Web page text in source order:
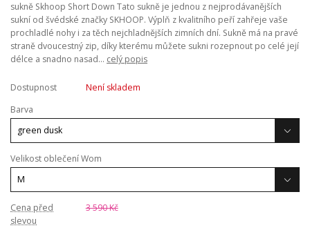
sukně Skhoop Short Down Tato sukně je jednou z nejprodávanějších
sukní od švédské značky SKHOOP. Výplň z kvalitního peří zahřeje vaše
prochladlé nohy i za těch nejchladnějších zimních dní. Sukně má na pravé
straně dvoucestný zip, díky kterému můžete sukni rozepnout po celé její
délce a snadno nasad... celý popis
Dostupnost
Není skladem
Barva
Velikost oblečení Wom
Cena před
slevou
3 590 Kč